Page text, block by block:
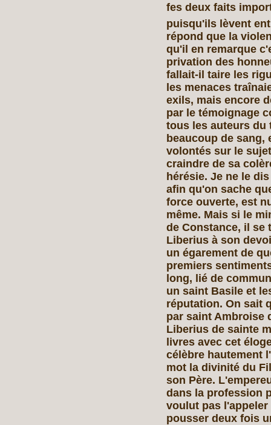
fes deux faits
puisqu'ils lèvent
répond que la
qu'il en remarque
privation des
fallait-il taire les
les menaces
exils, mais encore
par le témoignage
tous les auteurs du
beaucoup de sang,
volontés sur le
craindre de sa
hérésie. Je ne le
afin qu'on sache
force ouverte, est
même. Mais si le
de Constance, il se
Liberius à son
un égarement de
premiers
long, lié de
un saint Basile et
réputation. On sait
par saint Ambroise
Liberius de sainte
livres avec cet
célèbre hautement
mot la divinité du
son Père.
dans la profession
voulut pas
pousser deux fois